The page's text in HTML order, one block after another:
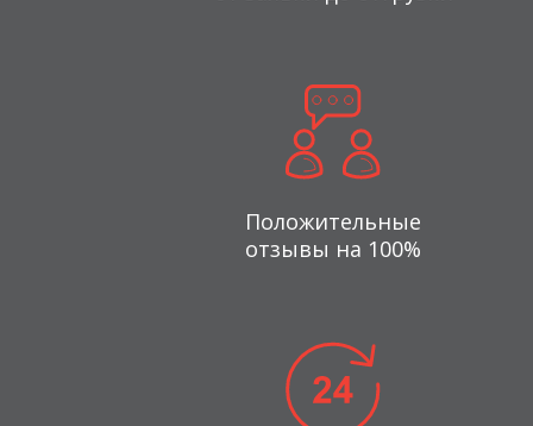
Положительные
отзывы на 100%